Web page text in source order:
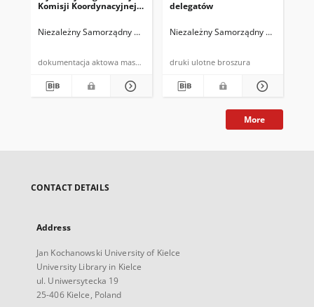
Komisji Koordynacyjnej
Spółdzielczości Pracy
[Regionu
Niezależny Samorządny Związek Zawodowy "Solidarność" Region
dokumentacja aktowa maszynopis
delegatów
Niezależny Samorządny Związek
druki ulotne broszura
More
CONTACT DETAILS
Address
Jan Kochanowski University of Kielce
University Library in Kielce
ul. Uniwersytecka 19
25-406 Kielce, Poland